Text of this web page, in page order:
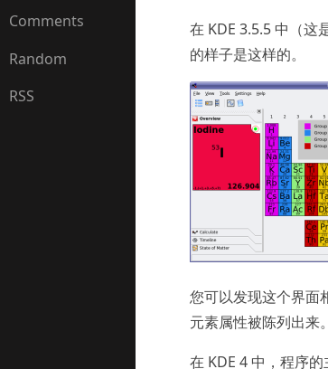
Comments
Random
RSS
在 KDE 3.5.5 中（这
的样子是这样的。
您可以发现这个界面
元素属性被陈列出来。
在 KDE 4 中，程序